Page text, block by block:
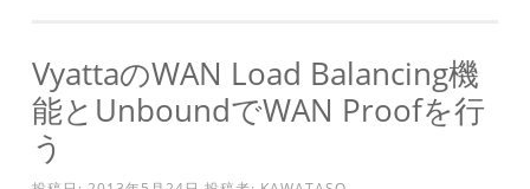
ッ
プ
VyattaのWAN Load Balancing機
能とUnboundでWAN Proofを行
う